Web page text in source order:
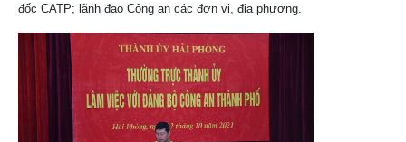
đốc CATP; lãnh đạo Công an các đơn vị, địa phương.